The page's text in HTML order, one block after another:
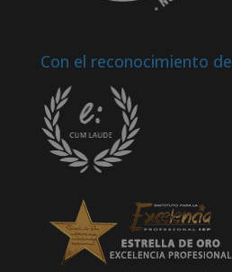
Con el reconocimiento de